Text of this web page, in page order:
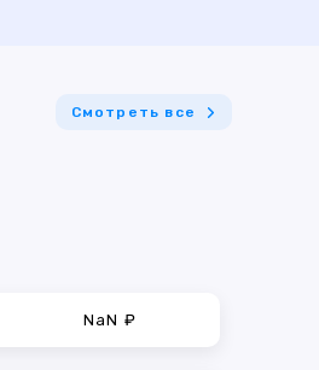
Смотреть все
NaN ₽